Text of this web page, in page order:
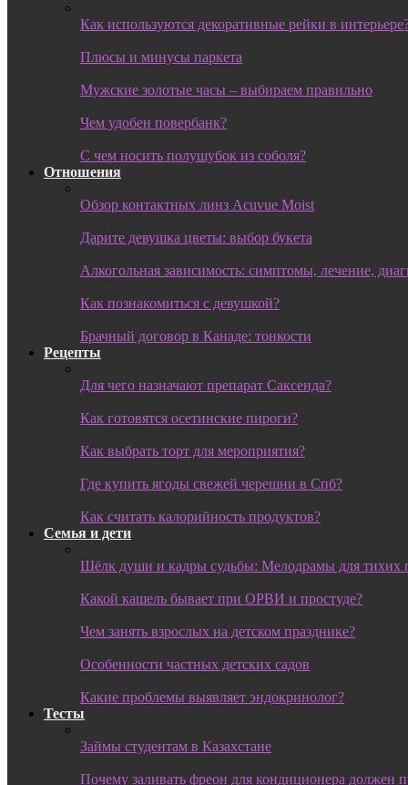
Как используются декоративные рейки в
Плюсы и минусы паркета
Мужские золотые часы – выбираем правильно
Чем удобен повербанк?
С чем носить полушубок из соболя?
Отношения
Обзор контактных линз Acuvue Moist
Дарите девушка цветы: выбор букета
Алкогольная зависимость: симптомы, лечение,
Как познакомиться с девушкой?
Брачный договор в Канаде: тонкости
Рецепты
Для чего назначают препарат Саксенда?
Как готовятся осетинские пироги?
Как выбрать торт для мероприятия?
Где купить ягоды свежей черешни в Спб?
Как считать калорийность продуктов?
Семья и дети
Шёлк души и кадры судьбы: Мелодрамы для тихих
Какой кашель бывает при ОРВИ и простуде?
Чем занять взрослых на детском празднике?
Особенности частных детских садов
Какие проблемы выявляет эндокринолог?
Тесты
Займы студентам в Казахстане
Почему заливать фреон для кондиционера должен